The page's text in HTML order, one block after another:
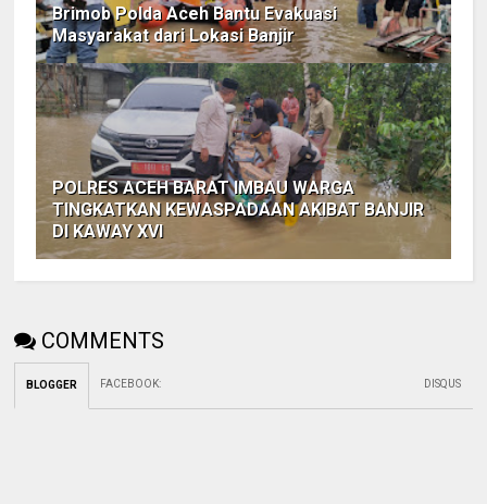
Brimob Polda Aceh Bantu Evakuasi
Masyarakat dari Lokasi Banjir
POLRES ACEH BARAT IMBAU WARGA
TINGKATKAN KEWASPADAAN AKIBAT BANJIR
DI KAWAY XVI
COMMENTS
BLOGGER FACEBOOK: DISQUS